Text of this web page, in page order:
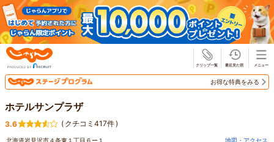
お得な特典をみる
ホテルサンプラザ
3.6 ( クチコミ417件)
北海道岩見沢市４条東１丁目６ー１ 地図・アクセス